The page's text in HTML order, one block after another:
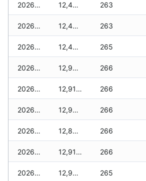
2026-04-05 12,400 zł 263
2026-04-04 12,400 zł 263
2026-04-03 12,420 zł 265
2026-04-02 12,920 zł 266
2026-04-01 12,910 zł 266
2026-03-31 12,920 zł 266
2026-03-30 12,890 zł 266
2026-03-29 12,910 zł 266
2026-03-28 12,920 zł 265